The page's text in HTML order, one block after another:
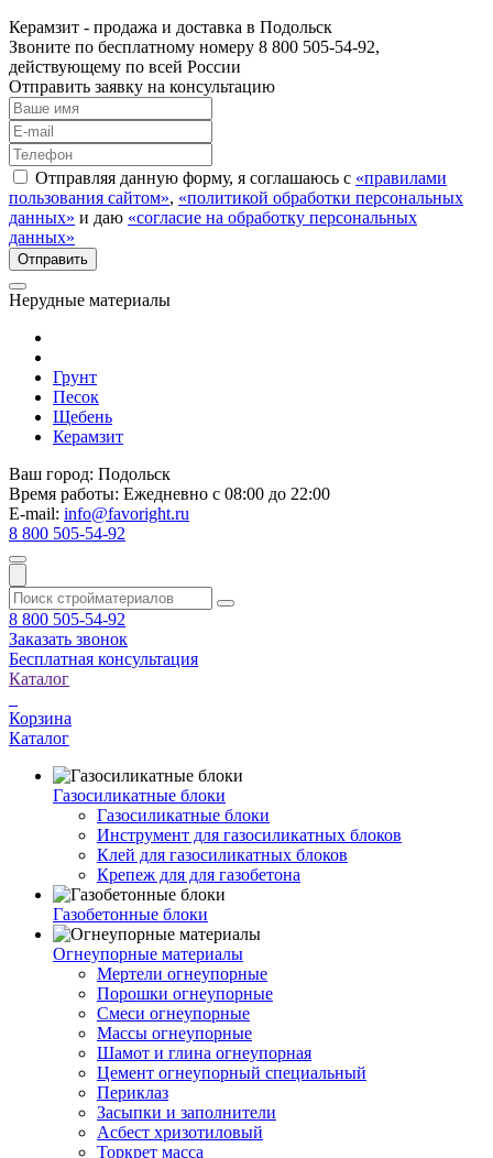
Керамзит - продажа и доставка в Подольск
Звоните по бесплатному номеру 8 800 505-54-92,
действующему по всей России
Отправить заявку на консультацию
Отправляя данную форму, я соглашаюсь с «правилами
пользования сайтом», «политикой обработки персональных
данных» и даю «согласие на обработку персональных
данных»
Нерудные материалы
Грунт
Песок
Щебень
Керамзит
Ваш город: Подольск
Время работы: Ежедневно с 08:00 до 22:00
E-mail: info@favoright.ru
8 800 505-54-92
8 800 505-54-92
Заказать звонок
Бесплатная консультация
Каталог
Корзина
Каталог
Газосиликатные блоки
Газосиликатные блоки
Инструмент для газосиликатных блоков
Клей для газосиликатных блоков
Крепеж для для газобетона
Газобетонные блоки
Огнеупорные материалы
Мертели огнеупорные
Порошки огнеупорные
Смеси огнеупорные
Массы огнеупорные
Шамот и глина огнеупорная
Цемент огнеупорный специальный
Периклаз
Засыпки и заполнители
Асбест хризотиловый
Торкрет масса